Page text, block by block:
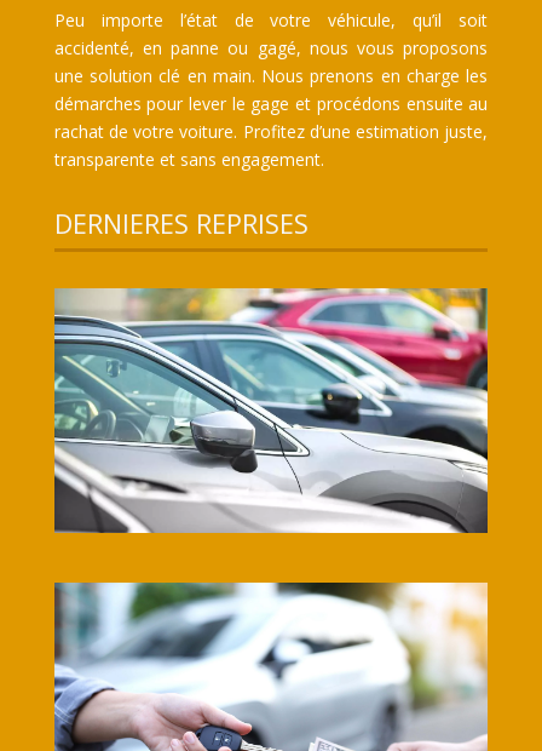
Peu importe l’état de votre véhicule, qu’il soit
accidenté, en panne ou gagé, nous vous proposons
une solution clé en main. Nous prenons en charge les
démarches pour lever le gage et procédons ensuite au
rachat de votre voiture. Profitez d’une estimation juste,
transparente et sans engagement.
DERNIERES REPRISES